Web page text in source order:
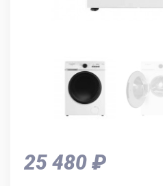
25 480 ₽